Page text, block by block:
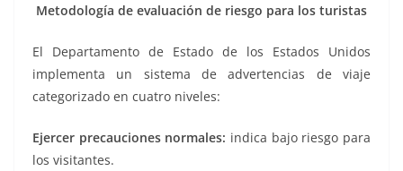
Metodología de evaluación de riesgo para los turistas
El Departamento de Estado de los Estados Unidos
implementa un sistema de advertencias de viaje
categorizado en cuatro niveles:
Ejercer precauciones normales: indica bajo riesgo para
los visitantes.